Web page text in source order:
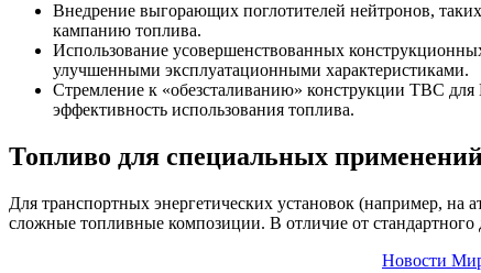
Внедрение выгорающих поглотителей нейтронов,
кампанию топлива.
Использование усовершенствованных
улучшенными эксплуатационными характеристиками.
Стремление к «обезсталиванию» конструкции ТВС
эффективность использования топлива.
Топливо для специальных
Для транспортных энергетических установок (например, на
сложные топливные композиции. В отличие от стандартного
Новости